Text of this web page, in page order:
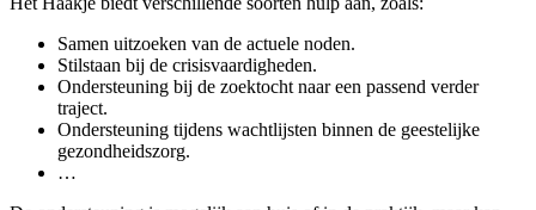
Samen uitzoeken van de actuele noden.
Stilstaan bij de crisisvaardigheden.
Ondersteuning bij de zoektocht naar een passend verder
traject.
Ondersteuning tijdens wachtlijsten binnen de geestelijke
gezondheidszorg.
…